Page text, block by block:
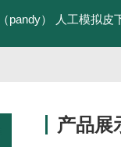
pandy） 人工模拟皮
产品展